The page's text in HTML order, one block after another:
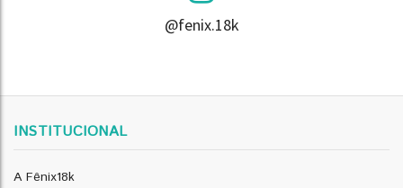
@fenix.18k
INSTITUCIONAL
A Fênix18k